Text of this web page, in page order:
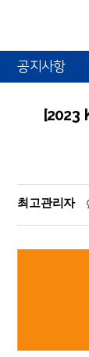
공지사항
[2023
최고관리자